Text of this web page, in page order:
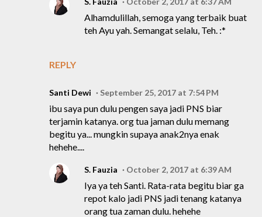
REPLY
Alhamdulillah, semoga yang terbaik buat
teh Ayu yah. Semangat selalu, Teh. :*
Santi Dewi September 25, 2017 at 7:54 PM
ibu saya pun dulu pengen saya jadi PNS biar
terjamin katanya. org tua jaman dulu memang
begitu ya... mungkin supaya anak2nya enak
hehehe....
S. Fauzia October 2, 2017 at 6:39 AM
Iya ya teh Santi. Rata-rata begitu biar ga
repot kalo jadi PNS jadi tenang katanya
orang tua zaman dulu. hehehe